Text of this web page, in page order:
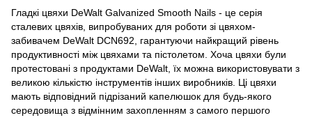
Гладкі цвяхи DeWalt Galvanized Smooth Nails - це серія
сталевих цвяхів, випробуваних для роботи зі цвяхом-
забивачем DeWalt DCN692, гарантуючи найкращий рівень
продуктивності між цвяхами та пістолетом. Хоча цвяхи були
протестовані з продуктами DeWalt, їх можна використовувати з
великою кількістю інструментів інших виробників. Ці цвяхи
мають відповідний підрізаний капелюшок для будь-якого
середовища з відмінним захопленням з самого першого